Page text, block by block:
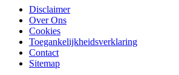
Disclaimer
Over Ons
Cookies
Toegankelijkheidsverklaring
Contact
Sitemap